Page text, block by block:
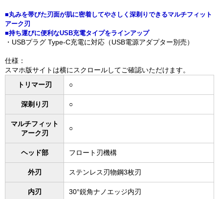
■丸みを帯びた刃面が肌に密着してやさしく深剃りできるマルチフィット
アーク刃
■持ち運びに便利なUSB充電タイプをラインアップ
・USBプラグ Type-C充電に対応（USB電源アダプター別売）
仕様：
スマホ版サイトは横にスクロールしてご確認いただけます。
トリマー刃
○
深剃り刃 ○
マルチフィット
アーク刃
○
ヘッド部 フロート刃機構
外刃 ステンレス刃物鋼3枚刃
内刃 30°鋭角ナノエッジ内刃